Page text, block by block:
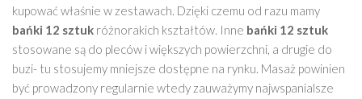
kupować właśnie w zestawach. Dzięki czemu od razu mamy
bańki 12 sztuk różnorakich kształtów. Inne bańki 12 sztuk
stosowane są do pleców i większych powierzchni, a drugie do
buzi- tu stosujemy mniejsze dostępne na rynku. Masaż powinien
być prowadzony regularnie wtedy zauważymy najwspanialsze